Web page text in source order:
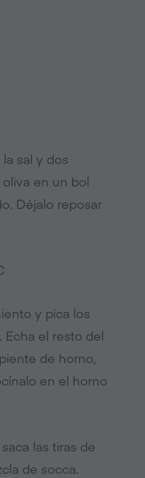
sal y dos
en un bol
Déjalo reposar
y pica los
el resto del
de horno,
en el horno
las tiras de
de socca.